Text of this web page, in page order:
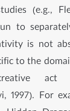
(e.g.,
to
is not
to the
act
1997). For